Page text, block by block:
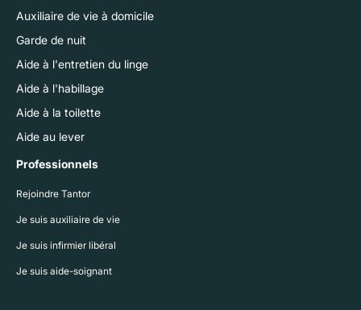
Auxiliaire de vie à domicile
Garde de nuit
Aide à l'entretien du linge
Aide à l'habillage
Aide à la toilette
Aide au lever
Professionnels
Rejoindre Tantor
Je suis auxiliaire de vie
Je suis infirmier libéral
Je suis aide-soignant